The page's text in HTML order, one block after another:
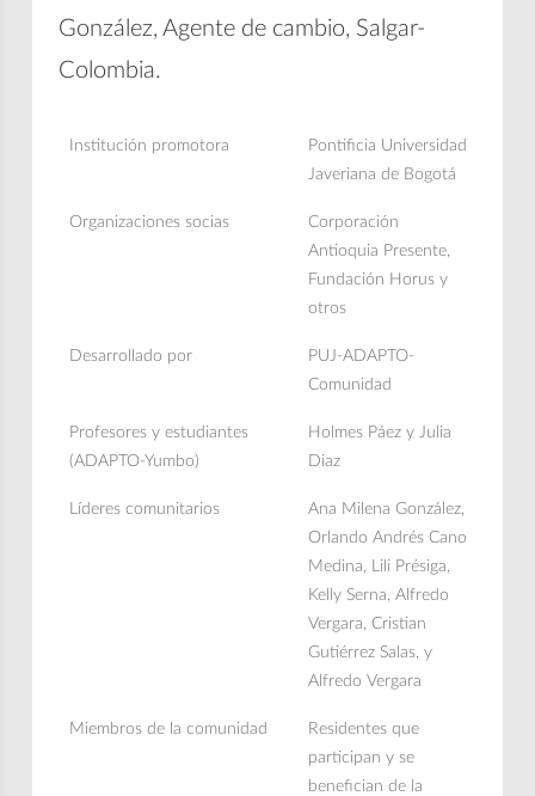
González, Agente de cambio, Salgar-
Colombia.
Institución promotora
Pontificia Universidad
Javeriana de Bogotá
Organizaciones socias
Corporación
Antioquia Presente,
Fundación Horus y
otros
Desarrollado por
PUJ-ADAPTO-
Comunidad
Profesores y estudiantes
(ADAPTO-Yumbo)
Holmes Páez y Julia
Diaz
Líderes comunitarios
Ana Milena González,
Orlando Andrés Cano
Medina, Lili Présiga,
Kelly Serna, Alfredo
Vergara, Cristian
Gutiérrez Salas, y
Alfredo Vergara
Miembros de la comunidad
Residentes que
participan y se
benefician de la